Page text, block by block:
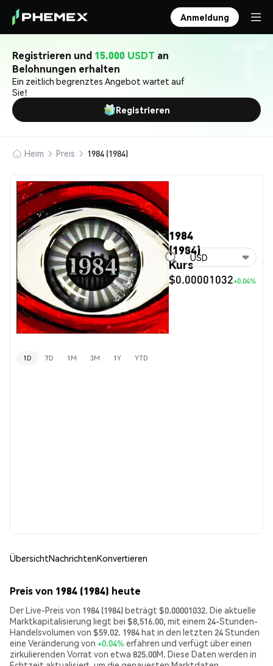
Anmeldung
Registrieren und 15.000 USDT an
Belohnungen erhalten
Ein zeitlich begrenztes Angebot wartet auf
Sie!
Registrieren
Heim Preis 1984 (1984)
1984
(1984)
Kurs
$0.00001032+0.04%
USD
1D 7D 1M 3M 1Y YTD
ÜbersichtNachrichtenKonvertieren
Preis von 1984 (1984) heute
Der Live-Preis von 1984 (1984) beträgt $0.00001032. Die aktuelle
Marktkapitalisierung liegt bei $8,516.00, mit einem 24-Stunden-
Handelsvolumen von $59.02. 1984 hat in den letzten 24 Stunden
eine Veränderung von +0.04% erfahren und verfügt über einen
zirkulierenden Vorrat von etwa 825.00M. Diese Daten werden in